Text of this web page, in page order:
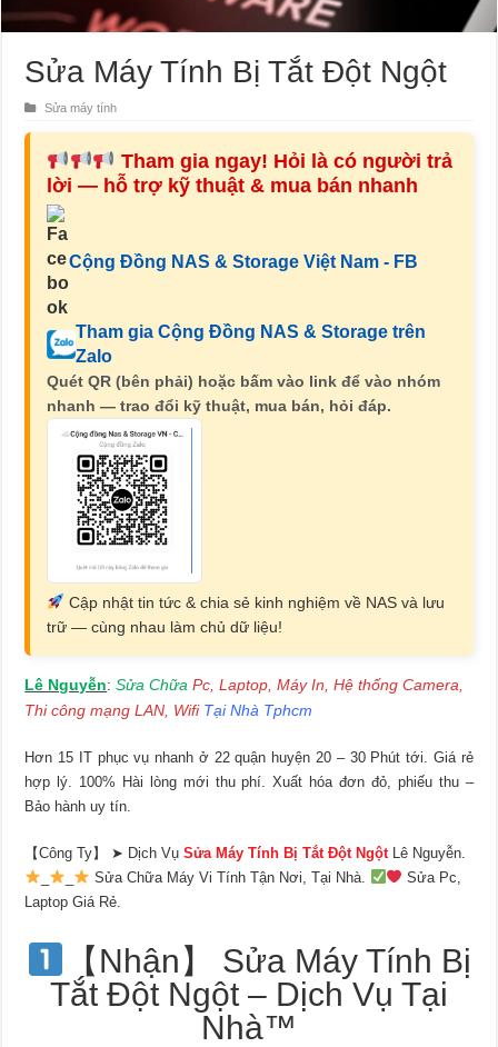
Sửa Máy Tính Bị Tắt Đột Ngột
Sửa máy tính
Tham gia ngay! Hỏi là có người trả
lời — hỗ trợ kỹ thuật & mua bán nhanh
Cộng Đồng NAS & Storage Việt Nam - FB
Tham gia Cộng Đồng NAS & Storage trên
Zalo
Quét QR (bên phải) hoặc bấm vào link để vào nhóm
nhanh — trao đổi kỹ thuật, mua bán, hỏi đáp.
Cập nhật tin tức & chia sẻ kinh nghiệm về NAS và lưu
trữ — cùng nhau làm chủ dữ liệu!
Lê Nguyễn:Sửa Chữa Pc, Laptop, Máy In, Hệ thống Camera,
Thi công mạng LAN, Wifi Tại Nhà Tphcm
Hơn 15 IT phục vụ nhanh ở 22 quận huyện 20 – 30 Phút tới. Giá rẻ
hợp lý. 100% Hài lòng mới thu phí. Xuất hóa đơn đỏ, phiếu thu –
Bảo hành uy tín.
【Công Ty】 ➤ Dịch VụSửa Máy Tính Bị Tắt Đột Ngột Lê Nguyễn.
Sửa Chữa Máy Vi Tính Tận Nơi, Tại Nhà.
Sửa Pc,
Laptop Giá Rẻ.
【Nhận】 Sửa Máy Tính Bị
Tắt Đột Ngột – Dịch Vụ Tại
Nhà™